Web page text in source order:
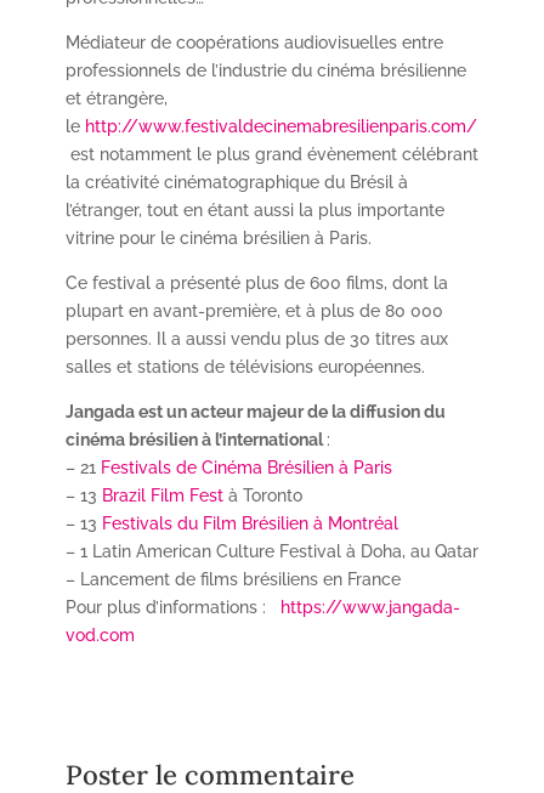
Médiateur de coopérations audiovisuelles entre
professionnels de l’industrie du cinéma brésilienne
et étrangère,
le http://www.festivaldecinemabresilienparis.com/
est notamment le plus grand évènement célébrant
la créativité cinématographique du Brésil à
l’étranger, tout en étant aussi la plus importante
vitrine pour le cinéma brésilien à Paris.
Ce festival a présenté plus de 600 films, dont la
plupart en avant-première, et à plus de 80 000
personnes. Il a aussi vendu plus de 30 titres aux
salles et stations de télévisions européennes.
Jangada est un acteur majeur de la diffusion du
cinéma brésilien à l’international:
– 21 Festivals de Cinéma Brésilien à Paris
– 13 Brazil Film Festà Toronto
– 13 Festivals du Film Brésilien à Montréal
– 1 Latin American Culture Festival à Doha, au Qatar
– Lancement de films brésiliens en France
Pour plus d’informations :
https://www.jangada-
vod.com
Poster le commentaire